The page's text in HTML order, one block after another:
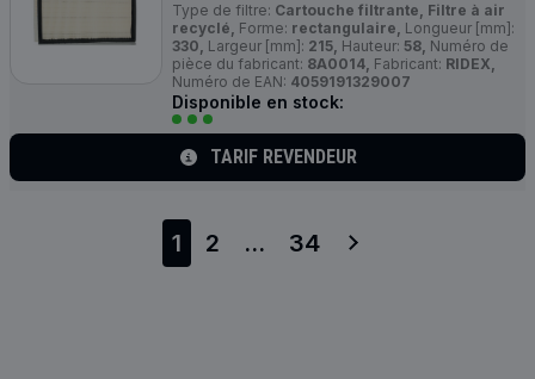
Type de filtre: Cartouche filtrante, Filtre à air
recyclé, Forme: rectangulaire, Longueur [mm]:
330, Largeur [mm]: 215, Hauteur: 58, Numéro de
pièce du fabricant: 8A0014, Fabricant: RIDEX,
Numéro de EAN: 4059191329007
Disponible en stock:
TARIF REVENDEUR
1 2 ... 34